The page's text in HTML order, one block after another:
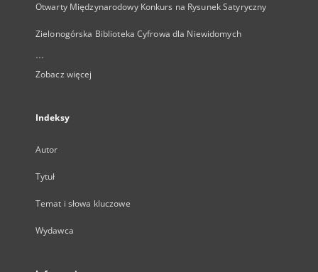
Otwarty Międzynarodowy Konkurs na Rysunek Satyryczny
Zielonogórska Biblioteka Cyfrowa dla Niewidomych
...
Zobacz więcej
Indeksy
Autor
Tytuł
Temat i słowa kluczowe
Wydawca